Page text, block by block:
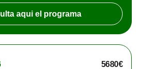
aqui el programa
5680€